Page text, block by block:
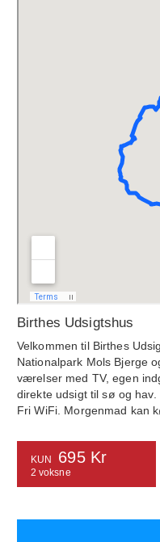
Birthes Udsigtshus
Velkommen til Birthes
Nationalpark Mols Bjerge
værelser med TV, egen
direkte udsigt til sø og
Fri WiFi. Morgenmad kan
KUN 695 Kr
2 voksne